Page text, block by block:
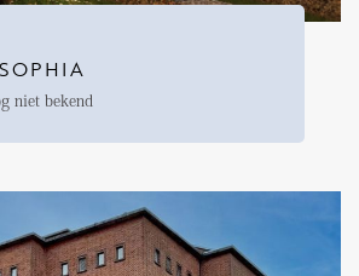
niet bekend